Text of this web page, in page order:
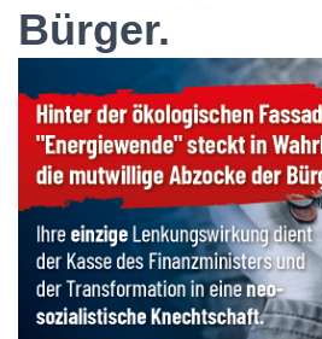
Bürger.